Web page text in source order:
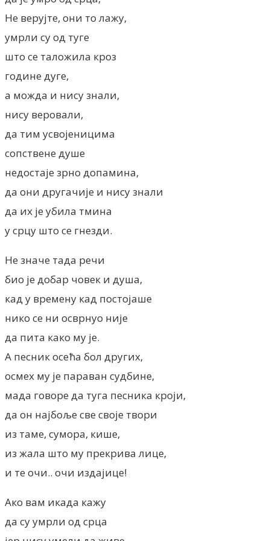
Не верујте, они то лажу,
умрли су од туге
што се таложила кроз
године дуге,
а можда и нису знали,
нису веровали,
да тим усвојеницима
сопствене душе
недостаје зрно допамина,
да они другачије и нису знали
да их је убила тмина
у срцу што се гнезди.
Не значе тада речи
био је добар човек и душа,
кад у времену кад постојаше
нико се ни осврнуо није
да пита како му је.
А песник осећа бол других,
осмех му је параван судбине,
мада говоре да туга песника кроји,
да он најбоље све своје твори
из таме, сумора, кише,
из жала што му прекрива лице,
и те очи.. очи издајице!
Ако вам икада кажу
да су умрли од срца